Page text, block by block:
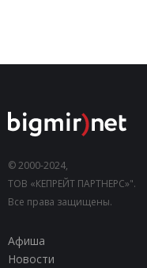
© 2000-2024,
ТОВ «КЕПРЕЙТ ПАРТНЕРС»".
Все права защищены.
Афиша
Новости